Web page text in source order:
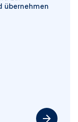
übernehmen